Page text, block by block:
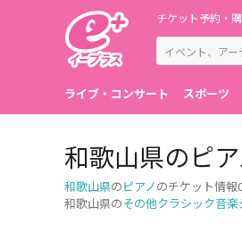
チケット予約・
ライブ・コンサート スポーツ
和歌山県のピ
和歌山県のピアノのチケット情
和歌山県のその他クラシック音